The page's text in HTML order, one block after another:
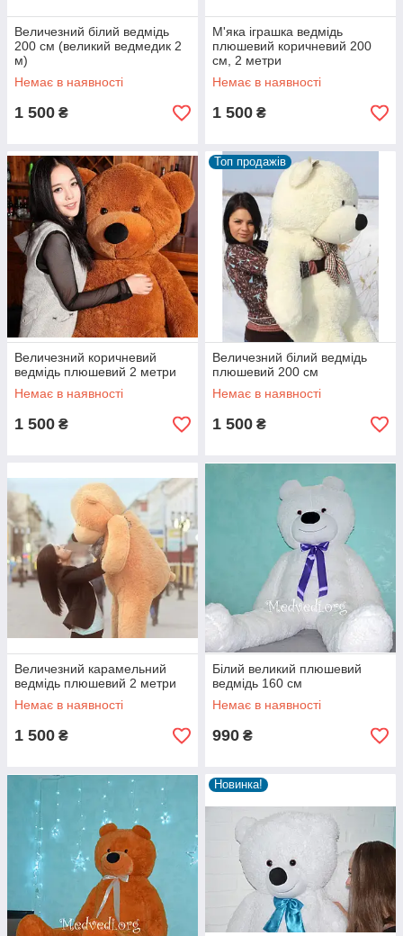
Величезний білий ведмідь
200 см (великий ведмедик 2
м)
Немає в наявності
1 500 ₴
М'яка іграшка ведмідь
плюшевий коричневий 200
см, 2 метри
Немає в наявності
1 500 ₴
Величезний коричневий
ведмідь плюшевий 2 метри
Немає в наявності
1 500 ₴
Топ продажів
Величезний білий ведмідь
плюшевий 200 см
Немає в наявності
1 500 ₴
Величезний карамельний
ведмідь плюшевий 2 метри
Немає в наявності
1 500 ₴
Білий великий плюшевий
ведмідь 160 см
Немає в наявності
990 ₴
Новинка!